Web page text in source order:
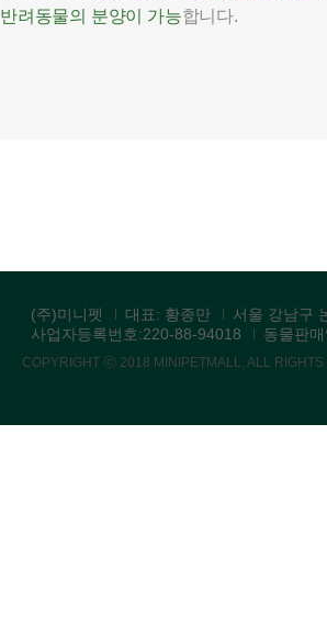
반려동물의 분양이 가능합니다.
(주)미니펫 대표: 황종만
서울 강남구
사업자등록번호:220-88-94018
동물판
COPYRIGHT ⓒ 2018 MINIPETMALL, ALL